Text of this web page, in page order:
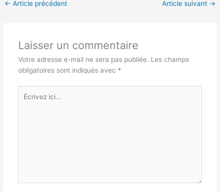
← Article précédent Article suivant →
Laisser un commentaire
Votre adresse e-mail ne sera pas publiée. Les champs
obligatoires sont indiqués avec *
Écrivez
ici…